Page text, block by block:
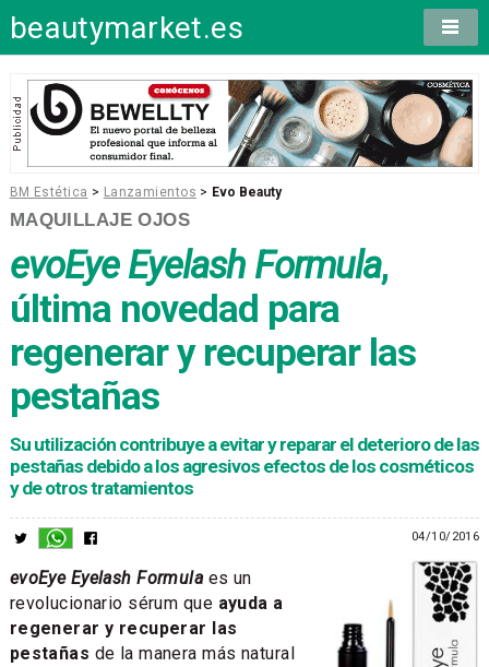
beautymarket.es
BM Estética > Lanzamientos > Evo Beauty
MAQUILLAJE OJOS
evoEye Eyelash Formula,
última novedad para
regenerar y recuperar las
pestañas
Su utilización contribuye a evitar y reparar el deterioro de las
pestañas debido a los agresivos efectos de los cosméticos
y de otros tratamientos
04/10/2016
evoEye Eyelash Formula es un
revolucionario sérum que ayuda a
regenerar y recuperar las
pestañas de la manera más natural